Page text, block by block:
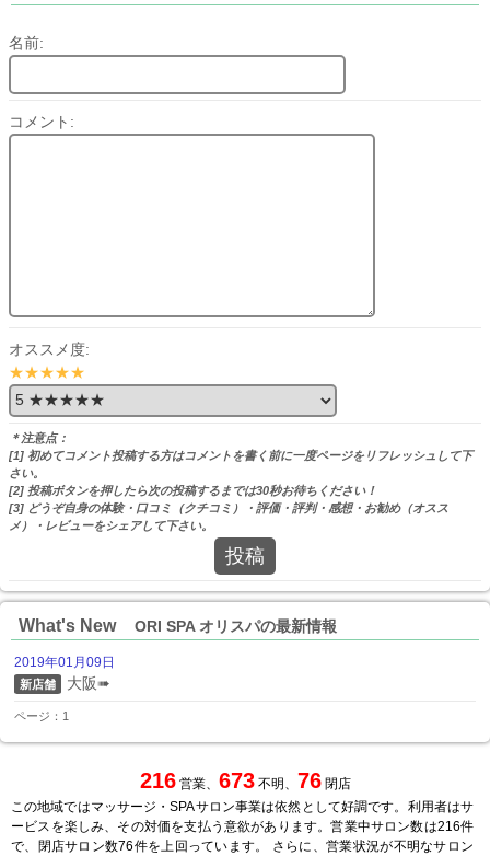
名前:
コメント:
オススメ度:
★★★★★
＊注意点：
[1] 初めてコメント投稿する方はコメントを書く前に一度ページをリフレッシュして下
さい。
[2] 投稿ボタンを押したら次の投稿するまでは30秒お待ちください！
[3] どうぞ自身の体験・口コミ（クチコミ）・評価・評判・感想・お勧め（オスス
メ）・レビューをシェアして下さい。
投稿
What's New ORI SPA オリスパの最新情報
2019年01月09日
新店舗 大阪➠
ページ：1
216営業、 673不明、 76閉店
この地域ではマッサージ・SPAサロン事業は依然として好調です。利用者はサ
ービスを楽しみ、その対価を支払う意欲があります。営業中サロン数は216件
で、閉店サロン数76件を上回っています。 さらに、営業状況が不明なサロン